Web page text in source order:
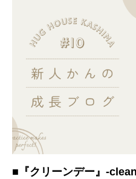
■『クリーンデー』-